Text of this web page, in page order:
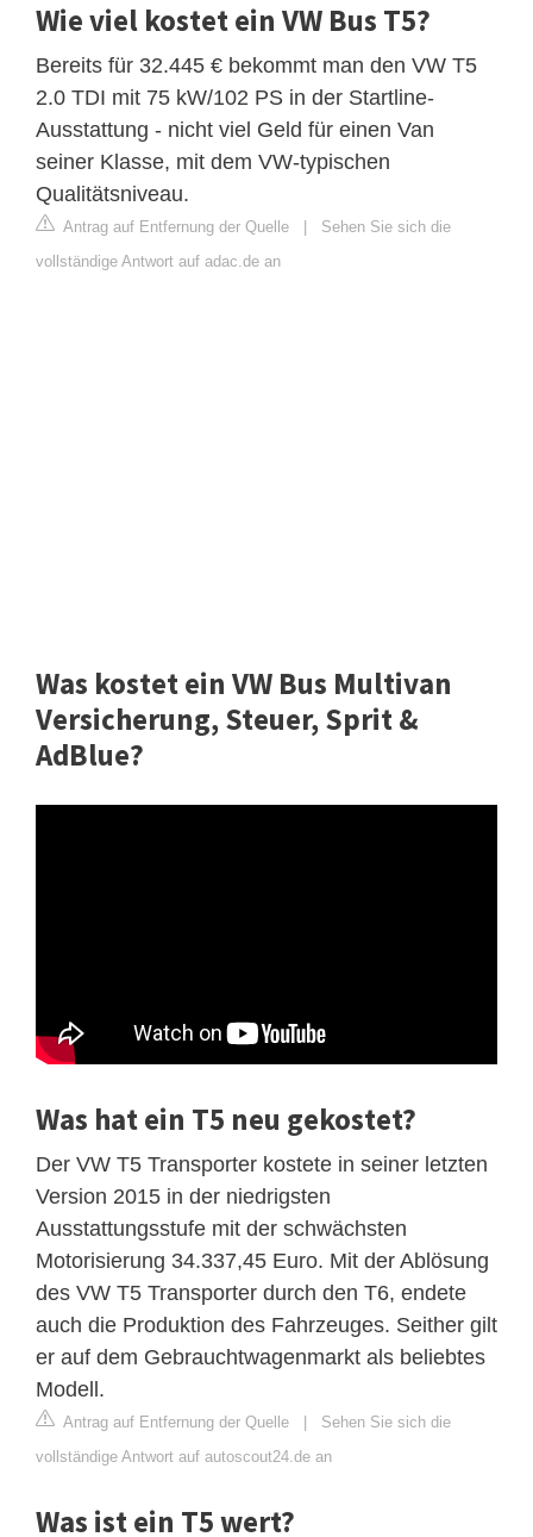
Wie viel kostet ein VW Bus T5?
Bereits für 32.445 € bekommt man den VW T5
2.0 TDI mit 75 kW/102 PS in der Startline-
Ausstattung - nicht viel Geld für einen Van
seiner Klasse, mit dem VW-typischen
Qualitätsniveau.
Antrag auf Entfernung der Quelle
Sehen Sie sich die
vollständige Antwort auf adac.de an
Was kostet ein VW Bus Multivan
Versicherung, Steuer, Sprit &
AdBlue?
Was hat ein T5 neu gekostet?
Der VW T5 Transporter kostete in seiner letzten
Version 2015 in der niedrigsten
Ausstattungsstufe mit der schwächsten
Motorisierung 34.337,45 Euro. Mit der Ablösung
des VW T5 Transporter durch den T6, endete
auch die Produktion des Fahrzeuges. Seither gilt
er auf dem Gebrauchtwagenmarkt als beliebtes
Modell.
Antrag auf Entfernung der Quelle | Sehen Sie sich die
vollständige Antwort auf autoscout24.de an
Was ist ein T5 wert?